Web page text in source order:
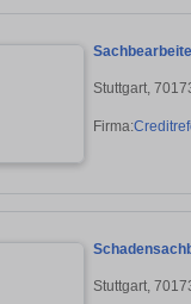
Stuttgart,
Firma:
Stuttgart,